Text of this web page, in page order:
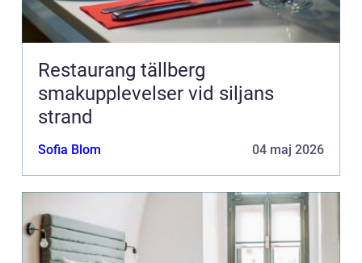
Restaurang tällberg
smakupplevelser vid siljans
strand
Sofia Blom 04 maj 2026